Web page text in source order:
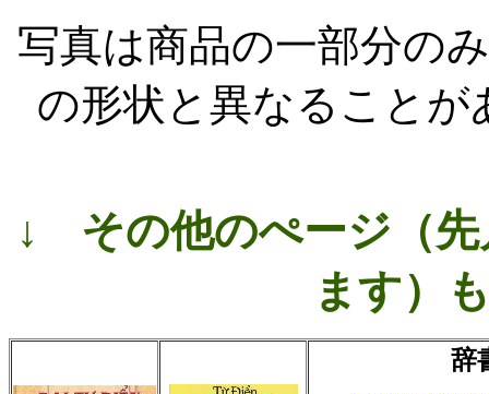
写真は商品の一部分の
の形状と異なること
↓
その他のぺージ（
ます）
辞